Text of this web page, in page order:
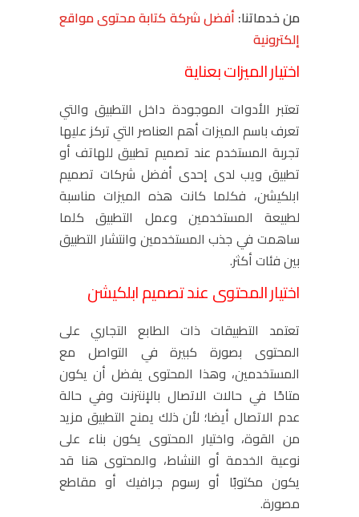
من خدماتنا: أفضل شركة كتابة محتوى مواقع
إلكترونية
اختيار الميزات بعناية
تعتبر الأدوات الموجودة داخل التطبيق والتي
تعرف باسم الميزات أهم العناصر التي تركز عليها
تجربة المستخدم عند تصميم تطبيق للهاتف أو
تطبيق ويب لدى إحدى أفضل شركات تصميم
ابلكيشن، فكلما كانت هذه الميزات مناسبة
لطبيعة المستخدمين وعمل التطبيق كلما
ساهمت في جذب المستخدمين وانتشار التطبيق
بين فئات أكثر.
اختيار المحتوى عند تصميم ابلكيشن
تعتمد التطبيقات ذات الطابع التجاري على
المحتوى بصورة كبيرة في التواصل مع
المستخدمين، وهذا المحتوى يفضل أن يكون
متاحًا في حالات الاتصال بالإنترنت وفي حالة
عدم الاتصال أيضا؛ لأن ذلك يمنح التطبيق مزيد
من القوة، واختيار المحتوى يكون بناء على
نوعية الخدمة أو النشاط، والمحتوى هنا قد
يكون مكتوبًا أو رسوم جرافيك أو مقاطع
مصورة.